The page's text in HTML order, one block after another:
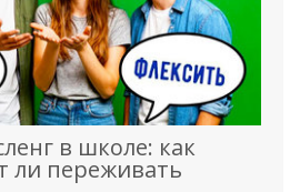
в школе: как
ли переживать